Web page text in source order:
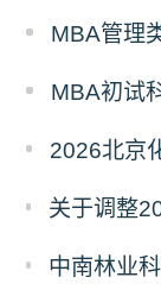
MBA管理
MBA初试